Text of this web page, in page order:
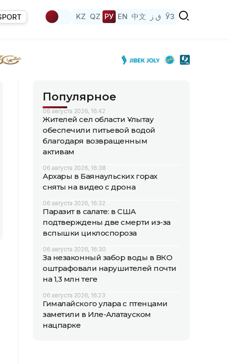
KZ QZ РУ EN 中文 ق ز ЎЗ
Популярное
06 августа 2026, 16:42
Жителей сел области Ұлытау
обеспечили питьевой водой
благодаря возвращенным
активам
06 августа 2026, 16:38
Архары в Баянаульских горах
сняты на видео с дрона
06 августа 2026, 16:32
Паразит в салате: в США
подтверждены две смерти из-за
вспышки циклоспороза
06 августа 2026, 16:30
За незаконный забор воды в ВКО
оштрафовали нарушителей почти
на 1,3 млн теңге
06 августа 2026, 16:23
Гималайского улара с птенцами
заметили в Иле-Алатауском
нацпарке